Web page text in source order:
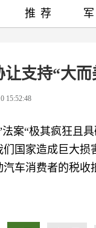
让支持“大
15:52:48
案“极其疯狂且
国家造成巨大
车消费者的税
推荐